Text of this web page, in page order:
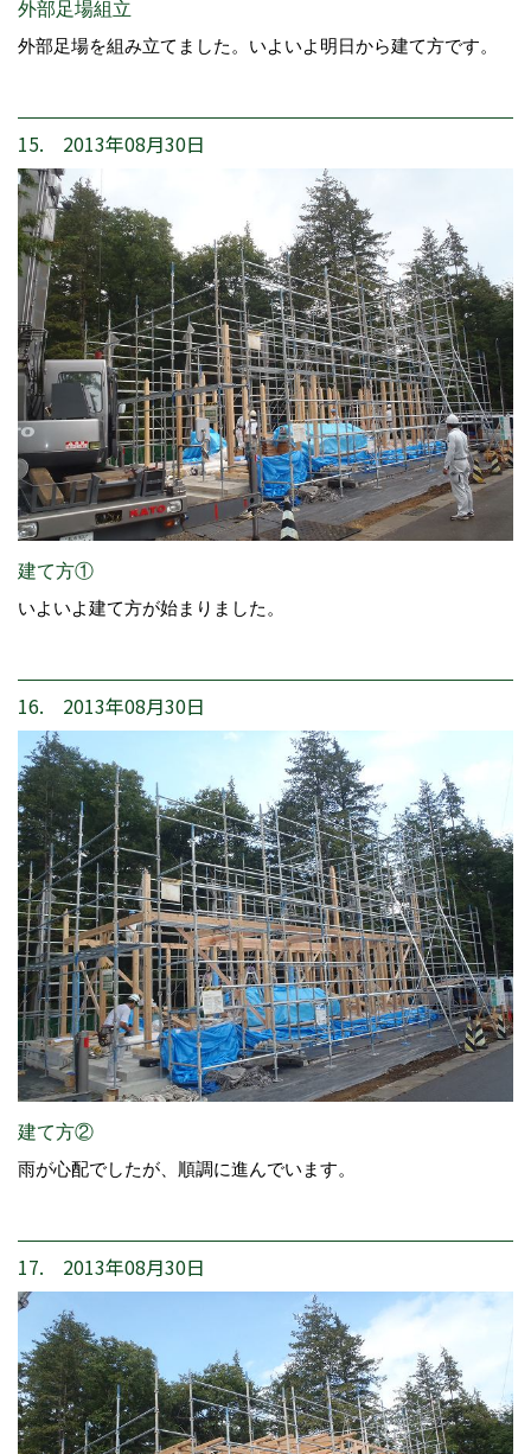
外部足場組立
外部足場を組み立てました。いよいよ明日から建て方です。
15. 2013年08月30日
建て方①
いよいよ建て方が始まりました。
16. 2013年08月30日
建て方②
雨が心配でしたが、順調に進んでいます。
17. 2013年08月30日